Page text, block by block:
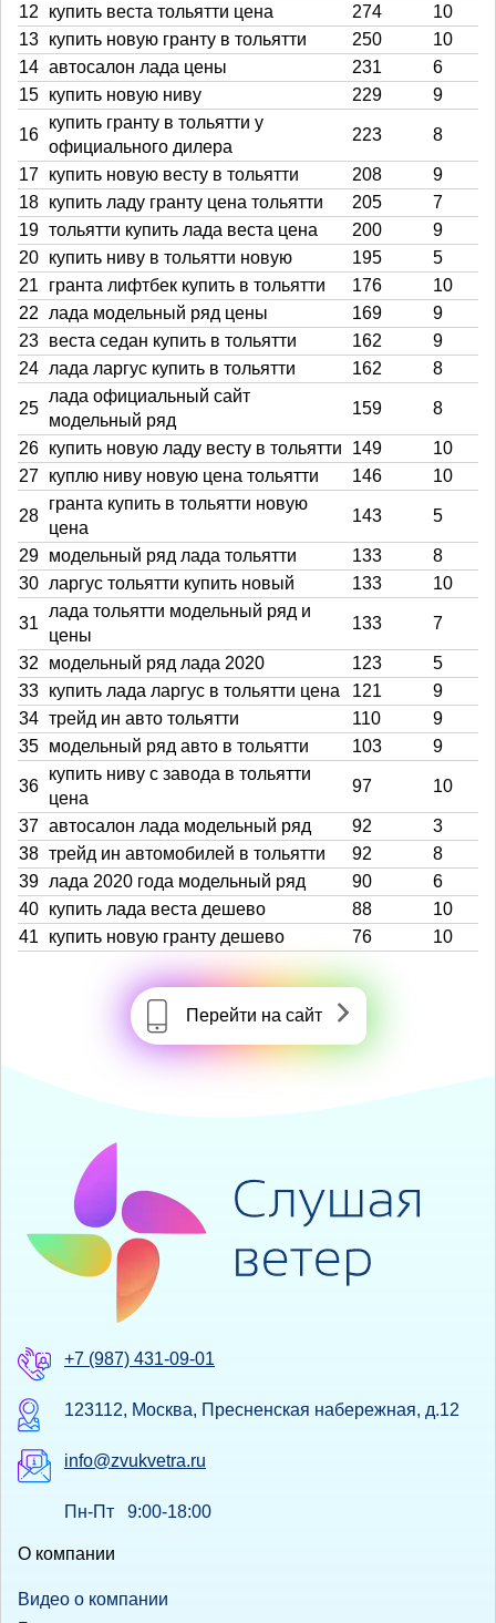
12
купить веста тольятти цена 274
10
13 купить новую гранту в тольятти 250
10
14 автосалон лада цены 231
6
15 купить новую ниву 229 9
16
купить гранту в тольятти у
официального дилера
223 8
17 купить новую весту в тольятти 208
9
18 купить ладу гранту цена тольятти 205
7
19 тольятти купить лада веста цена 200
9
20 купить ниву в тольятти новую 195
5
21
гранта лифтбек купить в тольятти 176
10
22
лада модельный ряд цены 169
9
23 веста седан купить в тольятти 162
9
24 лада ларгус купить в тольятти 162 8
25
лада официальный сайт
модельный ряд
159 8
26 купить новую ладу весту в тольятти 149
10
27 куплю ниву новую цена тольятти 146 10
28
гранта купить в тольятти новую
цена
143 5
29 модельный ряд лада тольятти 133
8
30 ларгус тольятти купить новый 133 10
31
лада тольятти модельный ряд и
цены
133 7
32 модельный ряд лада 2020 123
5
33 купить лада ларгус в тольятти цена 121
9
34 трейд ин авто тольятти 110
9
35 модельный ряд авто в тольятти 103 9
36
купить ниву с завода в тольятти
цена
97 10
37 автосалон лада модельный ряд 92
3
38 трейд ин автомобилей в тольятти 92
8
39 лада 2020 года модельный ряд 90
6
40 купить лада веста дешево 88
10
41
купить новую гранту дешево 76 10
Перейти на сайт
+7 (987) 431-09-01
123112, Москва, Пресненская набережная, д.12
info@zvukvetra.ru
Пн-Пт 9:00-18:00
О компании
Видео о компании